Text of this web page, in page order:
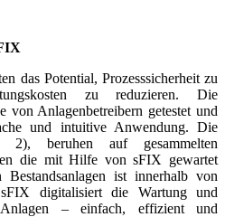
das Potential, Prozesssicherheit zu
zu reduzieren. Die
von Anlagenbetreibern getestet und
und intuitive Anwendung. Die
2), beruhen auf gesammelten
die mit Hilfe von sFIX gewartet
ist innerhalb von
digitalisiert die Wartung und
– einfach, effizient und